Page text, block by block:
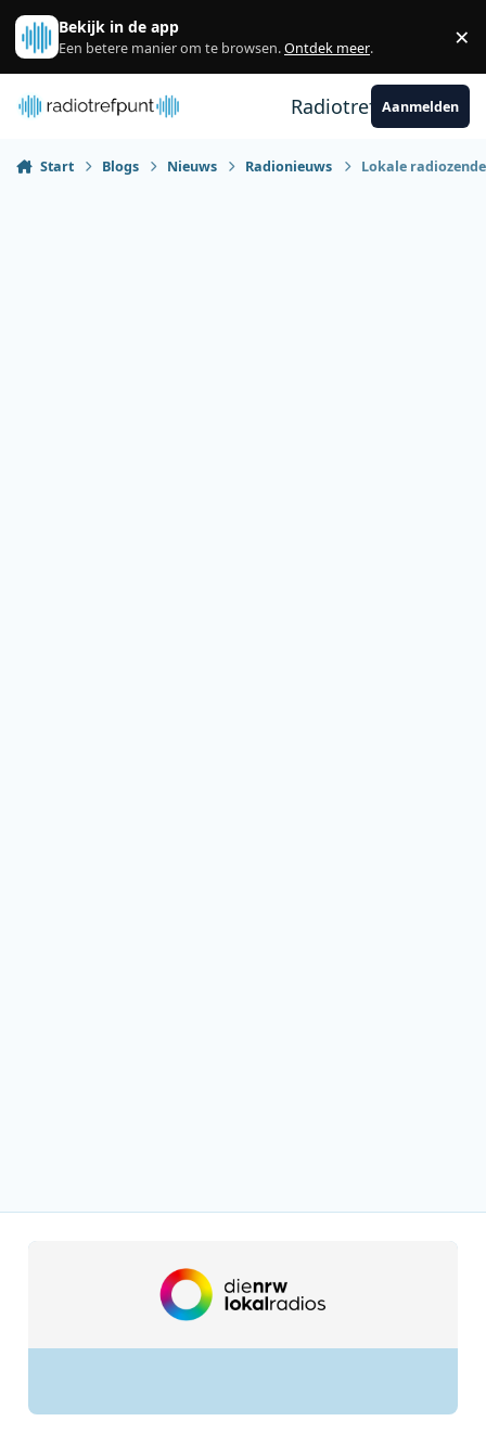
Spring naar bijdragen
Bekijk in de app
Een betere manier om te browsen.Ontdek meer. ×
RadiotrefpuntAanmelden
Start Blogs Nieuws Radionieuws Lokale